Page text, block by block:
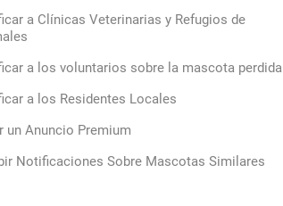
a Clínicas Veterinarias y Refugios de
a los voluntarios sobre la mascota perdida
a los Residentes Locales
un Anuncio Premium
Notificaciones Sobre Mascotas Similares